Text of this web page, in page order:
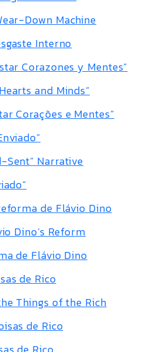
Down Machine
Interno
Corazones y Mentes”
and Minds”
Corações e Mentes”
Sent” Narrative
de Flávio Dino
Dino’s Reform
de Flávio Dino
de Rico
Things of the Rich
de Rico